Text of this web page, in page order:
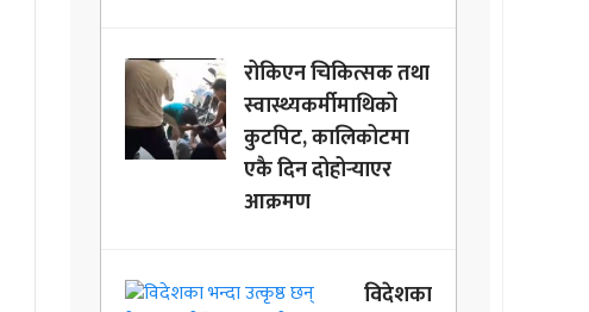
रोकिएन चिकित्सक तथा
स्वास्थ्यकर्मीमाथिको
कुटपिट, कालिकोटमा
एकै दिन दोहोर्‍याएर
आक्रमण
विदेशका